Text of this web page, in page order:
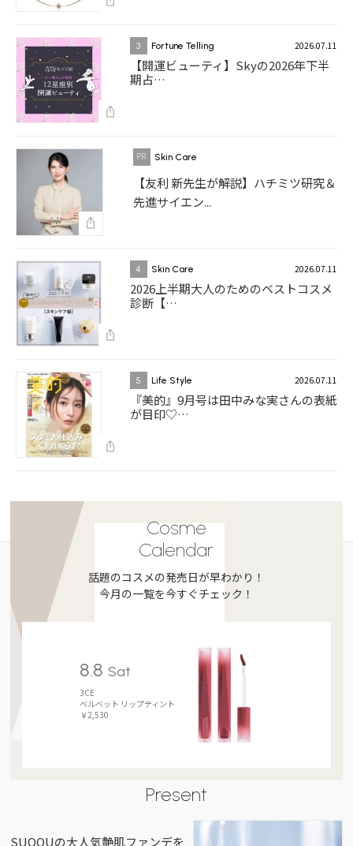
3 Fortune Telling 2026.07.11
【開運ビューティ】Skyの2026年下半
期占…
Skin Care
【友利 新先生が解説】ハチミツ研究＆
先進サイエン...
4 Skin Care 2026.07.11
2026上半期大人のためのベストコスメ
診断【…
5 Life Style 2026.07.11
『美的』9月号は田中みな実さんの表紙
が目印♡…
Cosme
Calendar
話題のコスメの発売日が早わかり！
今月の一覧を今すぐチェック！
8.8 Sat
3CE
ベルベット リップティント
￥2,530
Present
SUQQUの大人気艶肌ファンデを